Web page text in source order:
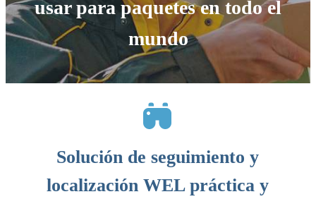
usar para paquetes en todo el
mundo
Solución de seguimiento y
localización WEL práctica y